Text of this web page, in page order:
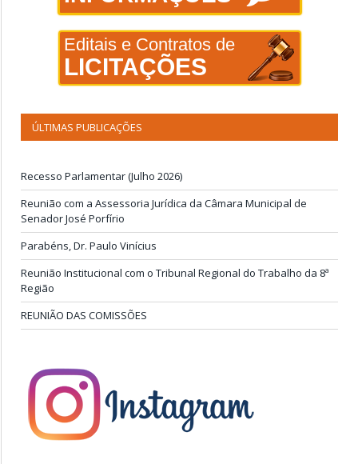
Editais e Contratos de
LICITAÇÕES
ÚLTIMAS PUBLICAÇÕES
Recesso Parlamentar (Julho 2026)
Reunião com a Assessoria Jurídica da Câmara Municipal de
Senador José Porfírio
Parabéns, Dr. Paulo Vinícius
Reunião Institucional com o Tribunal Regional do Trabalho da 8ª
Região
REUNIÃO DAS COMISSÕES